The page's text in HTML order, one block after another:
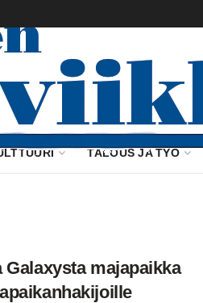
TALOUS JA TYÖ
Galaxysta majapaikka